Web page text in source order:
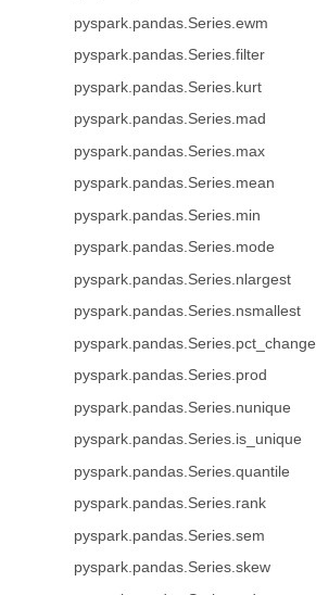
pyspark.pandas.Series.ewm
pyspark.pandas.Series.filter
pyspark.pandas.Series.kurt
pyspark.pandas.Series.mad
pyspark.pandas.Series.max
pyspark.pandas.Series.mean
pyspark.pandas.Series.min
pyspark.pandas.Series.mode
pyspark.pandas.Series.nlargest
pyspark.pandas.Series.nsmallest
pyspark.pandas.Series.pct_change
pyspark.pandas.Series.prod
pyspark.pandas.Series.nunique
pyspark.pandas.Series.is_unique
pyspark.pandas.Series.quantile
pyspark.pandas.Series.rank
pyspark.pandas.Series.sem
pyspark.pandas.Series.skew